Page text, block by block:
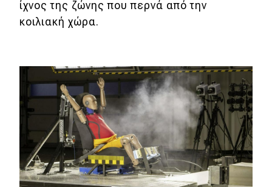
ίχνος της ζώνης που περνά από την
κοιλιακή χώρα.